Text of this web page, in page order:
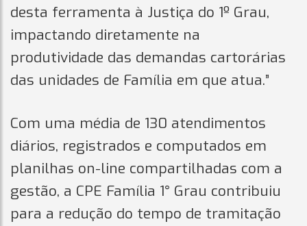
desta ferramenta à Justiça do 1º Grau,
impactando diretamente na
produtividade das demandas cartorárias
das unidades de Família em que atua.”
Com uma média de 130 atendimentos
diários, registrados e computados em
planilhas on-line compartilhadas com a
gestão, a CPE Família 1° Grau contribuiu
para a redução do tempo de tramitação